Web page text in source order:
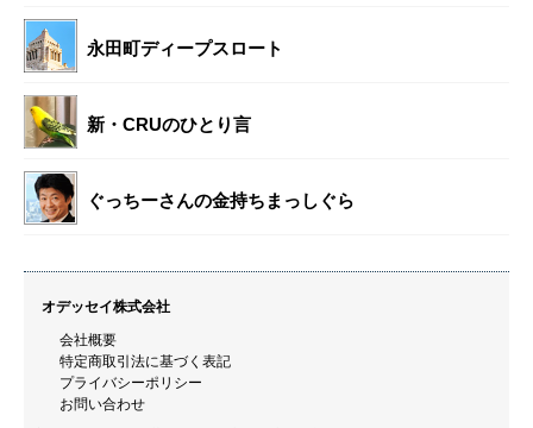
永田町ディープスロート
新・CRUのひとり言
ぐっちーさんの金持ちまっしぐら
オデッセイ株式会社
会社概要
特定商取引法に基づく表記
プライバシーポリシー
お問い合わせ